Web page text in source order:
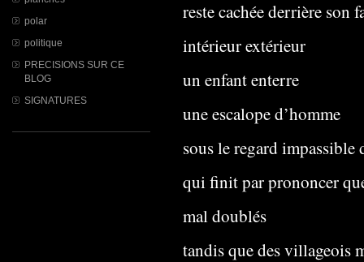
polar
politique
PRECISIONS SUR CE
BLOG
SIGNATURES
reste cachée derrière son
intérieur extérieur
un enfant enterre
une escalope d’homme
sous le regard impassible
qui finit par prononcer
mal doublés
tandis que des villageois